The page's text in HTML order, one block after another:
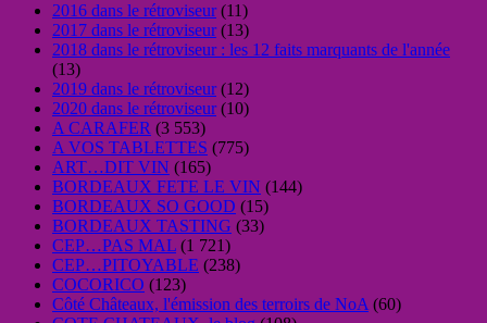
2016 dans le rétroviseur(11)
2017 dans le rétroviseur(13)
2018 dans le rétroviseur : les 12 faits marquants de l'année
(13)
2019 dans le rétroviseur(12)
2020 dans le rétroviseur(10)
A CARAFER (3 553)
A VOS TABLETTES (775)
ART…DIT VIN (165)
BORDEAUX FETE LE VIN (144)
BORDEAUX SO GOOD (15)
BORDEAUX TASTING (33)
CEP…PAS MAL (1 721)
CEP…PITOYABLE (238)
COCORICO (123)
Côté Châteaux, l'émission des terroirs de NoA (60)